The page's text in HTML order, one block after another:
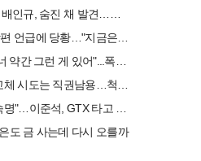
도 금 사는데 다시 오를까